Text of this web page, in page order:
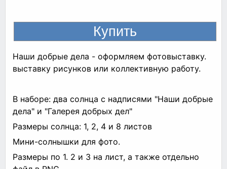
Наши добрые дела - оформляем фотовыставку.
выставку рисунков или коллективную работу.
В наборе: два солнца с надписями "Наши добрые
дела" и "Галерея добрых дел"
Размеры солнца: 1, 2, 4 и 8 листов
Мини-солнышки для фото.
Размеры по 1. 2 и 3 на лист, а также отдельно